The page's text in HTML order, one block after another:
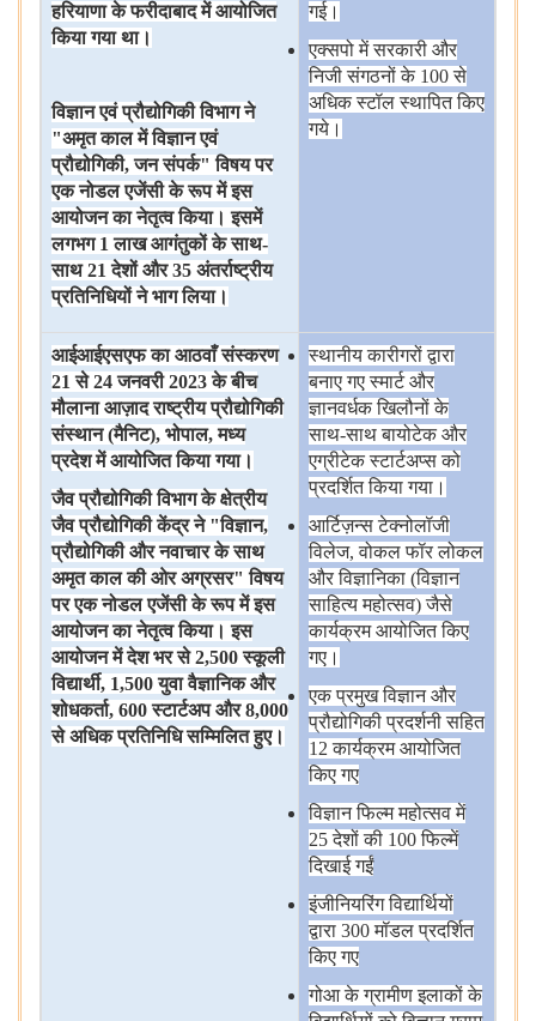
हरियाणा के फरीदाबाद में आयोजित
किया गया था।
विज्ञान एवं प्रौद्योगिकी विभाग ने
"अमृत काल में विज्ञान एवं
प्रौद्योगिकी,जन संपर्क"विषय पर
एक नोडल एजेंसी के रूप में इस
आयोजन का नेतृत्व किया। इसमें
लगभग1लाख आगंतुकों के साथ-
साथ21देशों और35 अंतर्राष्ट्रीय
प्रतिनिधियों ने भाग लिया।
गई।
एक्सपो में सरकारी और
निजी संगठनों के 100 से
अधिक स्टॉल स्थापित किए
गये।
आईआईएसएफ का आठवाँ संस्करण
21से24जनवरी2023के बीच
मौलाना आज़ाद राष्ट्रीय प्रौद्योगिकी
संस्थान(मैनिट), भोपाल,मध्य
प्रदेश में आयोजित किया गया।
जैव प्रौद्योगिकी विभाग के क्षेत्रीय
जैव प्रौद्योगिकी केंद्र ने"विज्ञान,
प्रौद्योगिकी और नवाचार के साथ
अमृत काल की ओर अग्रसर"विषय
पर एक नोडल एजेंसी के रूप में इस
आयोजन का नेतृत्व किया। इस
आयोजन में देश भर से2,500स्कूली
विद्यार्थी, 1,500युवा वैज्ञानिक और
शोधकर्ता, 600स्टार्टअप और8,000
से अधिक प्रतिनिधि सम्मिलित हुए।
स्थानीय कारीगरों द्वारा
बनाए गए स्मार्ट और
ज्ञानवर्धक खिलौनों के
साथ-साथ बायोटेक और
एग्रीटेक स्टार्टअप्स को
प्रदर्शित किया गया।
आर्टिज़न्स टेक्नोलॉजी
विलेज, वोकल फॉर लोकल
और विज्ञानिका (विज्ञान
साहित्य महोत्सव) जैसे
कार्यक्रम आयोजित किए
गए।
एक प्रमुख विज्ञान और
प्रौद्योगिकी प्रदर्शनी सहित
12 कार्यक्रम आयोजित
किए गए
विज्ञान फिल्म महोत्सव में
25 देशों की 100 फिल्में
दिखाई गईं
इंजीनियरिंग विद्यार्थियों
द्वारा 300 मॉडल प्रदर्शित
किए गए
गोआ के ग्रामीण इलाकों के